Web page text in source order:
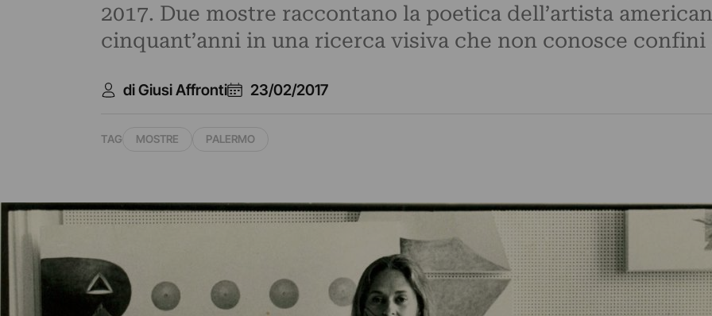
2017. Due mostre raccontano la poetica dell’artista
cinquant’anni in una ricerca visiva che non conosce confini
di Giusi Affronti 23/02/2017
TAG MOSTRE PALERMO